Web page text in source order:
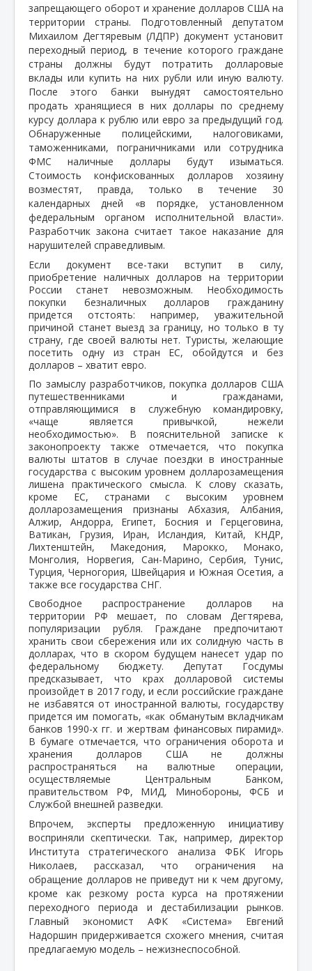
запрещающего оборот и хранение долларов США на
территории страны. Подготовленный депутатом
Михаилом Дегтяревым (ЛДПР) документ установит
переходный период, в течение которого граждане
страны должны будут потратить долларовые
вклады или купить на них рубли или иную валюту.
После этого банки вынудят самостоятельно
продать хранящиеся в них доллары по среднему
курсу доллара к рублю или евро за предыдущий год.
Обнаруженные полицейскими, налоговиками,
таможенниками, пограничниками или сотрудника
ФМС наличные доллары будут изыматься.
Стоимость конфискованных долларов хозяину
возместят, правда, только в течение 30
календарных дней «в порядке, установленном
федеральным органом исполнительной власти».
Разработчик закона считает такое наказание для
нарушителей справедливым.
Если документ все-таки вступит в силу,
приобретение наличных долларов на территории
России станет невозможным. Необходимость
покупки безналичных долларов гражданину
придется отстоять: например, уважительной
причиной станет выезд за границу, но только в ту
страну, где своей валюты нет. Туристы, желающие
посетить одну из стран ЕС, обойдутся и без
долларов – хватит евро.
По замыслу разработчиков, покупка долларов США
путешественниками и гражданами,
отправляющимися в служебную командировку,
«чаще является привычкой, нежели
необходимостью». В пояснительной записке к
законопроекту также отмечается, что покупка
валюты штатов в случае поездки в иностранные
государства с высоким уровнем долларозамещения
лишена практического смысла. К слову сказать,
кроме ЕС, странами с высоким уровнем
долларозамещения признаны Абхазия, Албания,
Алжир, Андорра, Египет, Босния и Герцеговина,
Ватикан, Грузия, Иран, Исландия, Китай, КНДР,
Лихтенштейн, Македония, Марокко, Монако,
Монголия, Норвегия, Сан-Марино, Сербия, Тунис,
Турция, Черногория, Швейцария и Южная Осетия, а
также все государства СНГ.
Свободное распространение долларов на
территории РФ мешает, по словам Дегтярева,
популяризации рубля. Граждане предпочитают
хранить свои сбережения или их солидную часть в
долларах, что в скором будущем нанесет удар по
федеральному бюджету. Депутат Госдумы
предсказывает, что крах долларовой системы
произойдет в 2017 году, и если российские граждане
не избавятся от иностранной валюты, государству
придется им помогать, «как обманутым вкладчикам
банков 1990-х гг. и жертвам финансовых пирамид».
В бумаге отмечается, что ограничения оборота и
хранения долларов США не должны
распространяться на валютные операции,
осуществляемые Центральным Банком,
правительством РФ, МИД, Минобороны, ФСБ и
Службой внешней разведки.
Впрочем, эксперты предложенную инициативу
восприняли скептически. Так, например, директор
Института стратегического анализа ФБК Игорь
Николаев, рассказал, что ограничения на
обращение долларов не приведут ни к чем другому,
кроме как резкому роста курса на протяжении
переходного периода и дестабилизации рынков.
Главный экономист АФК «Система» Евгений
Надоршин придерживается схожего мнения, считая
предлагаемую модель – нежизнеспособной.